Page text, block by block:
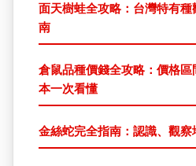
面天樹蛙全攻略：台灣特有
南
倉鼠品種價錢全攻略：價格
本一次看懂
金絲蛇完全指南：認識、觀